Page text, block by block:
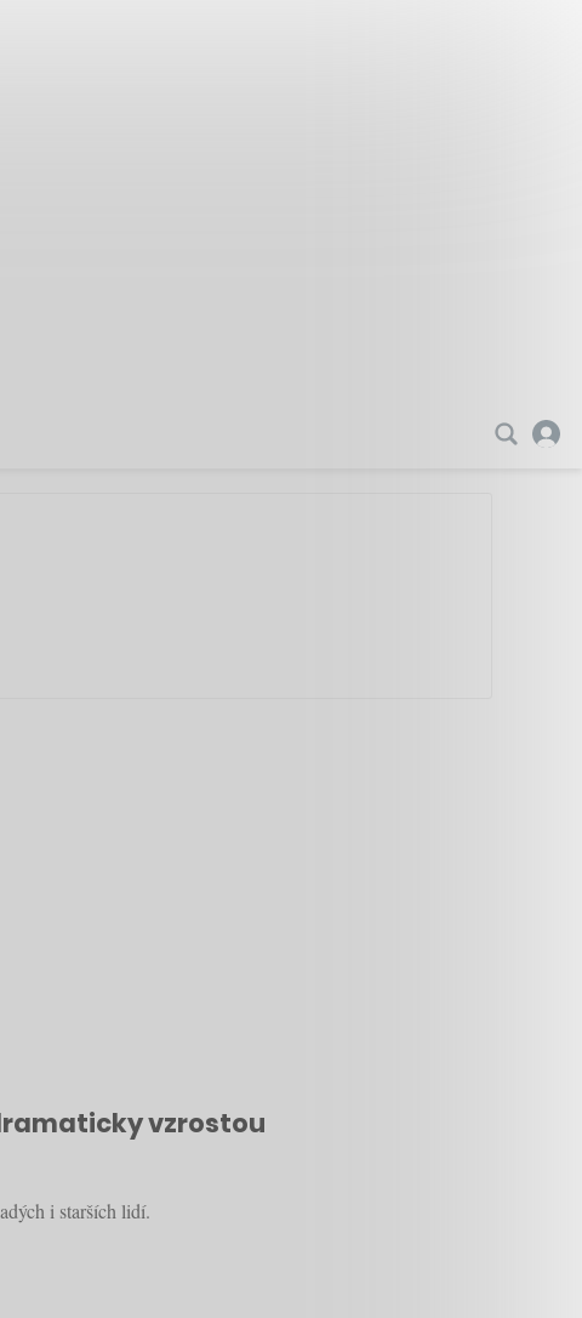
vzrostou
i starších lidí.